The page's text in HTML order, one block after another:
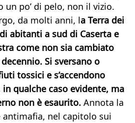
un po’ di pelo, non il vizio.
da molti anni, la Terra dei
abitanti a sud di Caserta e
come non sia cambiato
Si sversano o
tossici e s’accendono
qualche caso evidente, ma
non è esaurito. Annota la
antimafia, nel capitolo sui